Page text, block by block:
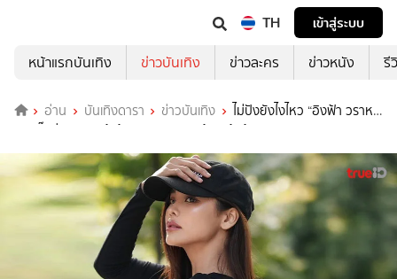
TH
เข้าสู่ระบบ
หน้าแรกบันเทิง
ข่าวบันเทิง ข่าวละคร ข่าวหนัง รี
อ่าน บันเทิงดารา ข่าวบันเทิง
ไม่ปังยังไงไหว “อิงฟ้า วราหะ”
ดาวติ๊กต่อกของแท้ ผู้ติดตามทะลุ 10 ล้านแล้วจ้า!